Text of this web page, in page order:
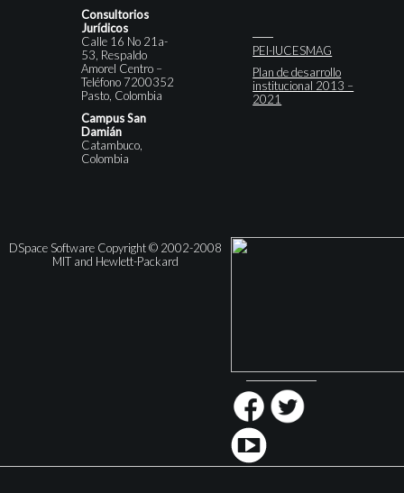
Consultorios
Jurídicos
Calle 16 No 21a-
53, Respaldo
Amorel Centro –
Teléfono 7200352
Pasto, Colombia
Campus San
Damián
Catambuco,
Colombia
PEI-IUCESMAG
Plan de desarrollo
institucional 2013 –
2021
DSpace Software Copyright © 2002-2008
MIT and Hewlett-Packard